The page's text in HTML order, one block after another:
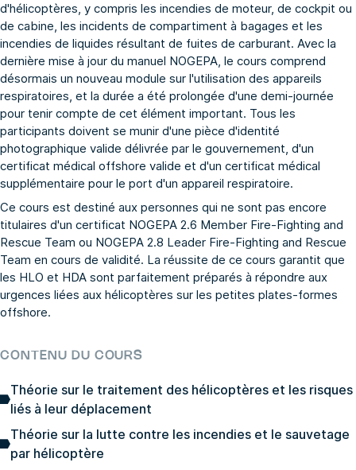
d'hélicoptères, y compris les incendies de moteur, de cockpit ou
de cabine, les incidents de compartiment à bagages et les
incendies de liquides résultant de fuites de carburant. Avec la
dernière mise à jour du manuel NOGEPA, le cours comprend
désormais un nouveau module sur l'utilisation des appareils
respiratoires, et la durée a été prolongée d'une demi-journée
pour tenir compte de cet élément important. Tous les
participants doivent se munir d'une pièce d'identité
photographique valide délivrée par le gouvernement, d'un
certificat médical offshore valide et d'un certificat médical
supplémentaire pour le port d'un appareil respiratoire.
Ce cours est destiné aux personnes qui ne sont pas encore
titulaires d'un certificat NOGEPA 2.6 Member Fire-Fighting and
Rescue Team ou NOGEPA 2.8 Leader Fire-Fighting and Rescue
Team en cours de validité. La réussite de ce cours garantit que
les HLO et HDA sont parfaitement préparés à répondre aux
urgences liées aux hélicoptères sur les petites plates-formes
offshore.
CONTENU DU COURS
Théorie sur le traitement des hélicoptères et les risques
liés à leur déplacement
Théorie sur la lutte contre les incendies et le sauvetage
par hélicoptère